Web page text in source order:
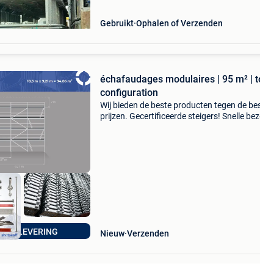
Gebruikt Ophalen of Verzenden
LEVERING
échafaudages modulaires | 95 m² |
configuration
Wij bieden de beste producten tegen de
prijzen. Gecertificeerde steigers! Snelle
Nieuw Verzenden